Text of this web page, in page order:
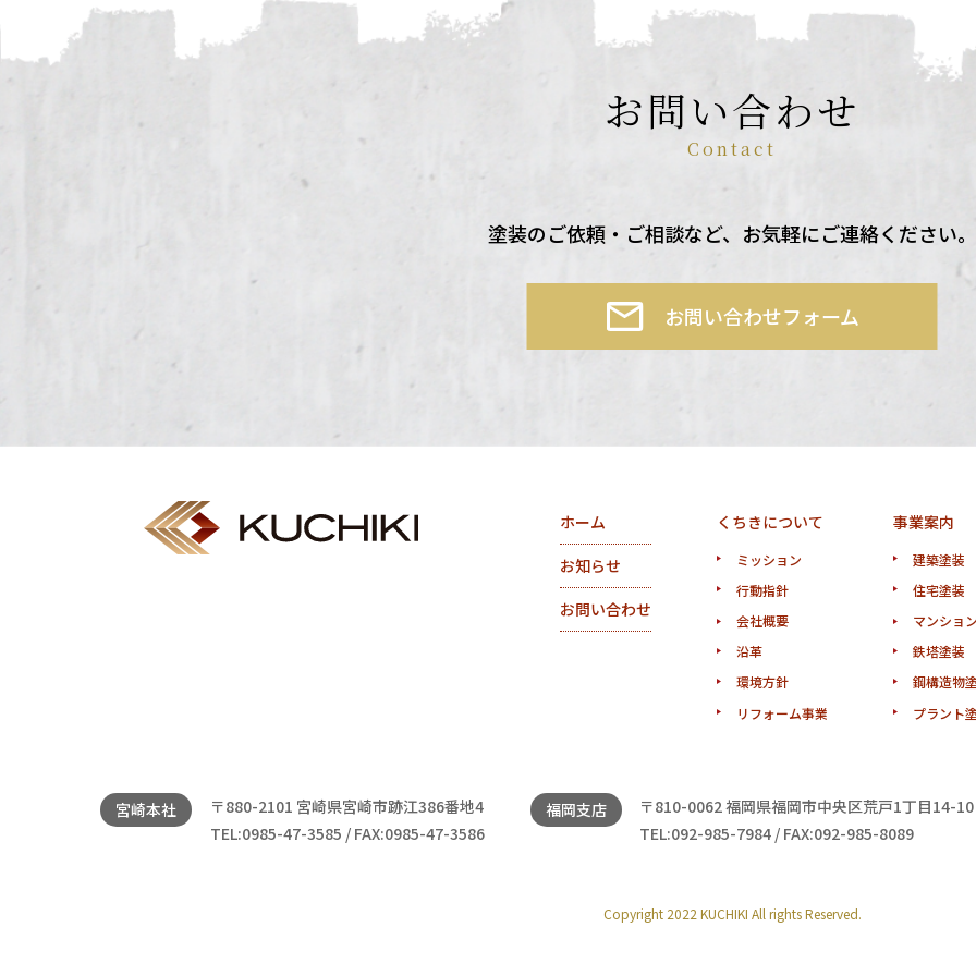
お問い合わせ
Contact
塗装のご依頼・ご相談など、 お気軽にご連絡ください。
お問い合わせフォーム
ホーム
お知らせ
お問い合わせ
くちきについて
ミッション
行動指針
会社概要
沿革
環境方針
リフォーム事業
事業案内
建築塗装
住宅塗装
マンショ
鉄塔塗装
鋼構造物
プラント
宮崎本社
〒880-2101 宮崎県宮崎市跡江386番地4
TEL:0985-47-3585 / FAX:0985-47-3586
福岡支店
〒810-0062 福岡県福岡市中央区荒戸1丁目14-10
TEL:092-985-7984 / FAX:092-985-8089
Copyright 2022 KUCHIKI All rights Reserved.